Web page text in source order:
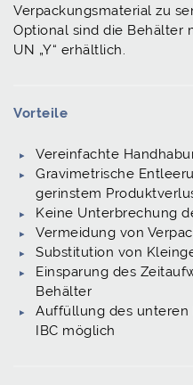
Verpackungsmaterial zu
Optional sind die Behälter
UN „Y“ erhältlich.
Vorteile
Vereinfachte
Gravimetrische
gerinstem
Keine Unterbrechung
Vermeidung von
Substitution von
Einsparung des
Behälter
Auffüllung des unteren
IBC möglich